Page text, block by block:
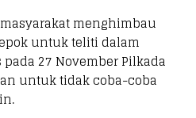
menghimbau
untuk teliti dalam
27 November Pilkada
untuk tidak coba-coba